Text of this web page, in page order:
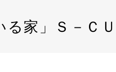
る家」Ｓ－Ｃ